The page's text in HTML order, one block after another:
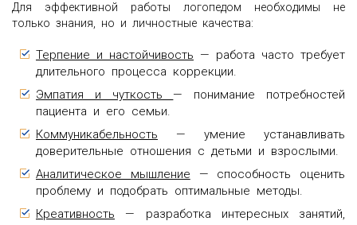
Для эффективной работы логопедом необходимы не
только знания, но и личностные качества:
Терпение и настойчивость — работа часто требует
длительного процесса коррекции.
Эмпатия и чуткость — понимание потребностей
пациента и его семьи.
Коммуникабельность — умение устанавливать
доверительные отношения с детьми и взрослыми.
Аналитическое мышление — способность оценить
проблему и подобрать оптимальные методы.
Креативность — разработка интересных занятий,